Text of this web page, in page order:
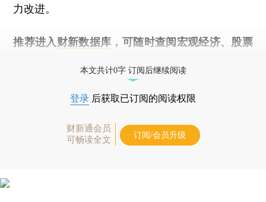
力改进。
推荐进入 财新数据库 ，可随时查阅宏观经济、股票
本文共计0字 订阅后继续阅读
登录 后获取已订阅的阅读权限
财新通会员
可畅读全文
订阅/会员升级